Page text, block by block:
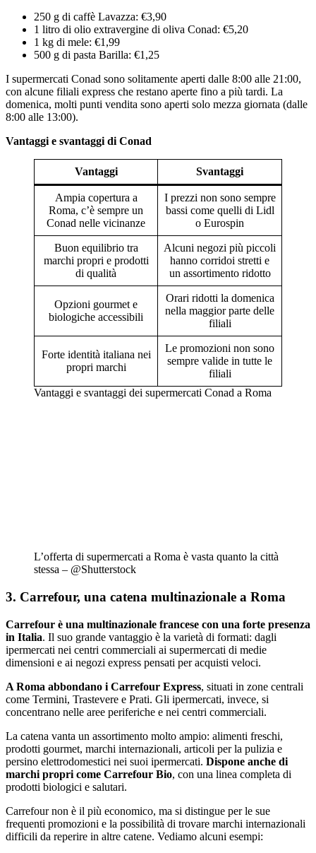
250 g di caffè Lavazza: €3,90
1 litro di olio extravergine di oliva Conad: €5,20
1 kg di mele: €1,99
500 g di pasta Barilla: €1,25
I supermercati Conad sono solitamente aperti dalle 8:00 alle 21:00,
con alcune filiali express che restano aperte fino a più tardi. La
domenica, molti punti vendita sono aperti solo mezza giornata (dalle
8:00 alle 13:00).
Vantaggi e svantaggi di Conad
Vantaggi Svantaggi
Ampia copertura a
Roma, c’è sempre un
Conad nelle vicinanze
I prezzi non sono sempre
bassi come quelli di Lidl
o Eurospin
Buon equilibrio tra
marchi propri e prodotti
di qualità
Alcuni negozi più piccoli
hanno corridoi stretti e
un assortimento ridotto
Opzioni gourmet e
biologiche accessibili
Orari ridotti la domenica
nella maggior parte delle
filiali
Forte identità italiana nei
propri marchi
Le promozioni non sono
sempre valide in tutte le
filiali
Vantaggi e svantaggi dei supermercati Conad a Roma
L’offerta di supermercati a Roma è vasta quanto la città
stessa – @Shutterstock
3. Carrefour, una catena multinazionale a Roma
Carrefour è una multinazionale francese con una forte presenza
in Italia. Il suo grande vantaggio è la varietà di formati: dagli
ipermercati nei centri commerciali ai supermercati di medie
dimensioni e ai negozi express pensati per acquisti veloci.
A Roma abbondano i Carrefour Express, situati in zone centrali
come Termini, Trastevere e Prati. Gli ipermercati, invece, si
concentrano nelle aree periferiche e nei centri commerciali.
La catena vanta un assortimento molto ampio: alimenti freschi,
prodotti gourmet, marchi internazionali, articoli per la pulizia e
persino elettrodomestici nei suoi ipermercati. Dispone anche di
marchi propri come Carrefour Bio, con una linea completa di
prodotti biologici e salutari.
Carrefour non è il più economico, ma si distingue per le sue
frequenti promozioni e la possibilità di trovare marchi internazionali
difficili da reperire in altre catene. Vediamo alcuni esempi: